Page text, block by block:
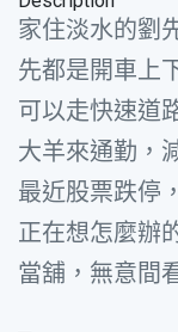
家住淡水的劉
先都是開車上
可以走快速道
大羊來通勤，
最近股票跌停
正在想怎麼辦
當舖，無意間